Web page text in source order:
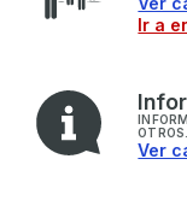
Ir a
I
OTROS.
Ver